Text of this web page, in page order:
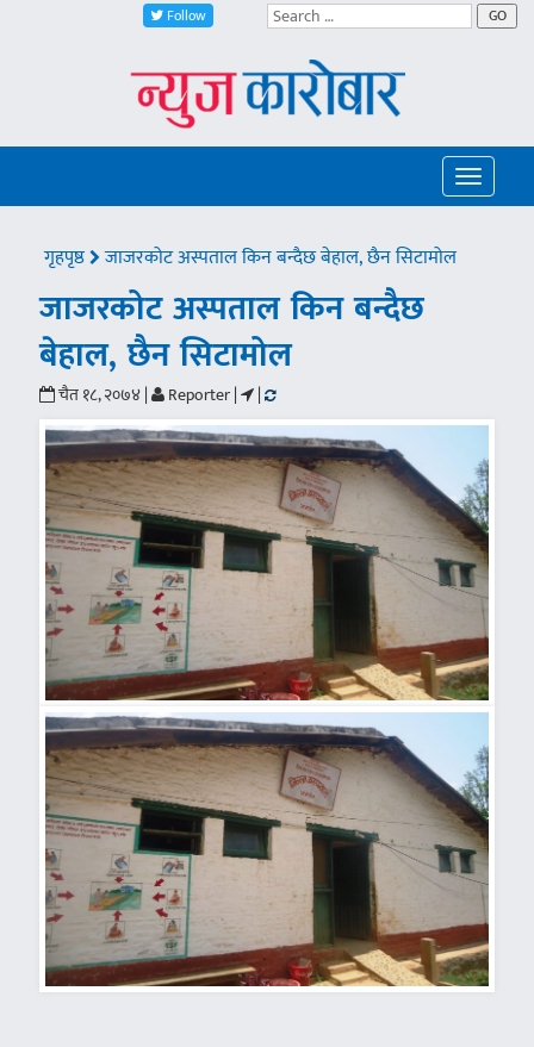
Follow GO
Toggle
गृहपृष्ठ जाजरकोट अस्पताल किन बन्दैछ बेहाल, छैन सिटामोल
जाजरकोट अस्पताल किन बन्दैछ
बेहाल, छैन सिटामोल
चैत १८, २०७४ | Reporter | |